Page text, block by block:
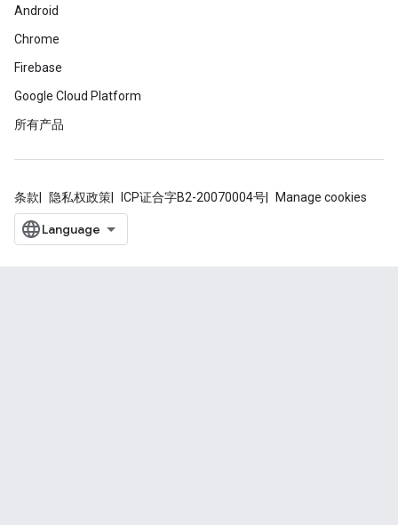
Android
Chrome
Firebase
Google Cloud Platform
所有产品
条款 隐私权政策 ICP证合字B2-20070004号 Manage cookies